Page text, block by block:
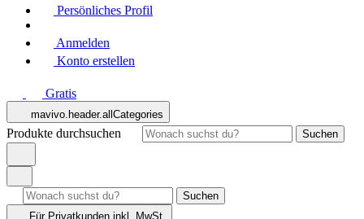
Persönliches Profil
Anmelden
Konto erstellen
Gratis
mavivo.header.allCategories
Produkte durchsuchen Suchen
Suchen
Für Privatkunden inkl. MwSt.